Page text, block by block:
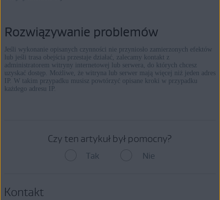
Rozwiązywanie problemów
Jeśli wykonanie opisanych czynności nie przyniosło zamierzonych efektów
lub jeśli trasa obejścia przestaje działać, zalecamy kontakt z
administratorem witryny internetowej lub serwera, do których chcesz
uzyskać dostęp. Możliwe, że witryna lub serwer mają więcej niż jeden adres
IP. W takim przypadku musisz powtórzyć opisane kroki w przypadku
każdego adresu IP.
Czy ten artykuł był pomocny?
Tak Nie
Kontakt